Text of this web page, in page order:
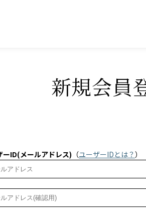
新規会員
ーID(メールアドレス) （ユーザーIDとは？ ）